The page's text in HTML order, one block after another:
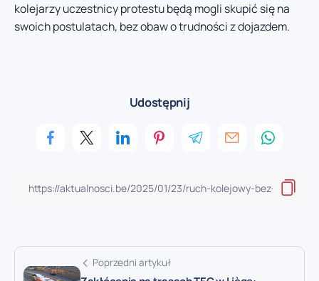
kolejarzy uczestnicy protestu będą mogli skupić się na
swoich postulatach, bez obaw o trudności z dojazdem.
Udostępnij
Poprzedni artykuł